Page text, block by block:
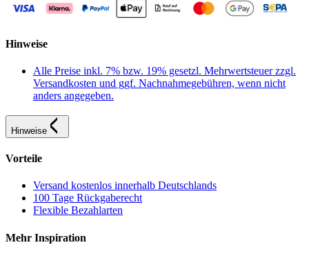
Hinweise
Alle Preise inkl. 7% bzw. 19% gesetzl. Mehrwertsteuer zzgl.
Versandkosten und ggf. Nachnahmegebühren, wenn nicht
anders angegeben.
Hinweise
Vorteile
Versand kostenlos innerhalb Deutschlands
100 Tage Rückgaberecht
Flexible Bezahlarten
Mehr Inspiration